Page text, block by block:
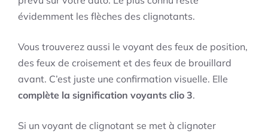
évidemment les flèches des clignotants.
Vous trouverez aussi le voyant des feux de position,
des feux de croisement et des feux de brouillard
avant. C’est juste une confirmation visuelle. Elle
complète la signification voyants clio 3.
Si un voyant de clignotant se met à clignoter